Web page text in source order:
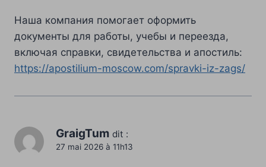
Наша компания помогает оформить
документы для работы, учебы и переезда,
включая справки, свидетельства и апостиль:
https://apostilium-moscow.com/spravki-iz-zags/
GraigTum dit :
27 mai 2026 à 11h13